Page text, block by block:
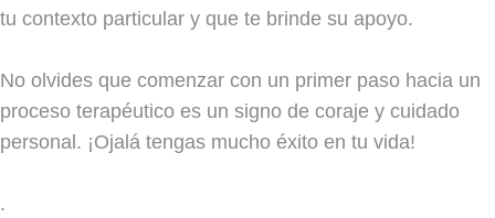
tu contexto particular y que te brinde su apoyo.
No olvides que comenzar con un primer paso hacia un
proceso terapéutico es un signo de coraje y cuidado
personal. ¡Ojalá tengas mucho éxito en tu vida!
.